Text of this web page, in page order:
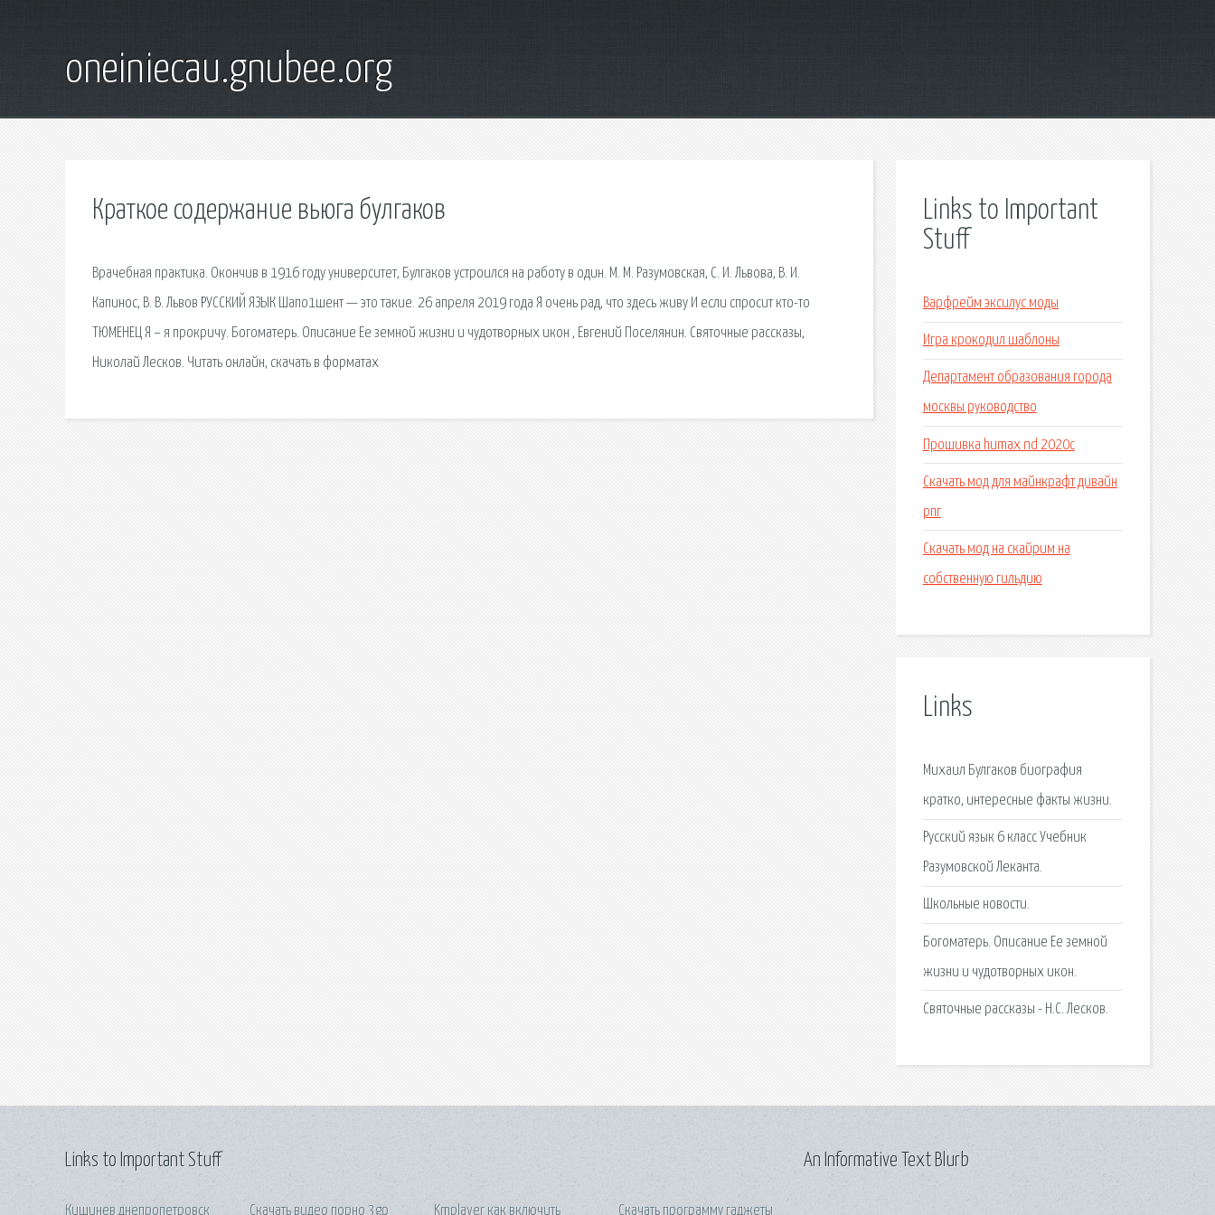
oneiniecau.gnubee.org
Краткое содержание вьюга булгаков
Врачебная практика. Окончив в 1916 году университет, Булгаков устроился на работу в один. М. М. Разумовская, С. И. Львова, В. И.
Капинос, В. В. Львов РУССКИЙ ЯЗЫК Шапо1шент — это такие. 26 апреля 2019 года Я очень рад, что здесь живу И если спросит кто-то
ТЮМЕНЕЦ Я – я прокричу. Богоматерь. Описание Ее земной жизни и чудотворных икон , Евгений Поселянин. Святочные рассказы,
Николай Лесков. Читать онлайн, скачать в форматах
Links to Important
Stuff
Варфрейм эксилус моды
Игра крокодил шаблоны
Департамент образования города
москвы руководство
Прошивка humax nd 2020c
Скачать мод для майнкрафт дивайн
рпг
Скачать мод на скайрим на
собственную гильдию
Links
Михаил Булгаков биография
кратко, интересные факты жизни.
Русский язык 6 класс Учебник
Разумовской Леканта.
Школьные новости.
Богоматерь. Описание Ее земной
жизни и чудотворных икон.
Святочные рассказы - Н.С. Лесков.
Links to Important Stuff
Кишинев днепропетровск Скачать видео порно 3gp Kmplayer как включить Скачать программу гаджеты
An Informative Text Blurb